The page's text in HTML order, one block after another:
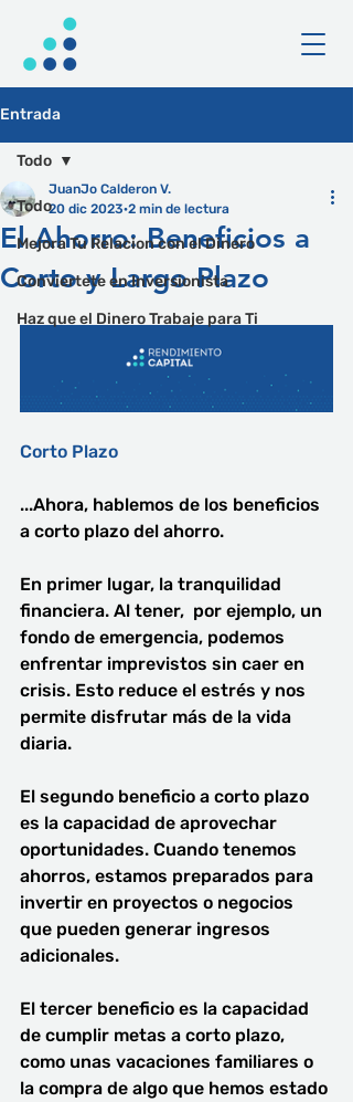
Entrada
Todo
Mejora Tu Relacion con el Dinero
Conviertete en Inversionista
Haz que el Dinero Trabaje para Ti
Todo
El Ahorro: Beneficios a
Corto y Largo Plazo
JuanJo Calderon V.
20 dic 2023 2 min de lectura
Corto Plazo
...Ahora, hablemos de los beneficios
a corto plazo del ahorro.
En primer lugar, la tranquilidad
financiera. Al tener,  por ejemplo, un
fondo de emergencia, podemos
enfrentar imprevistos sin caer en
crisis. Esto reduce el estrés y nos
permite disfrutar más de la vida
diaria.
El segundo beneficio a corto plazo
es la capacidad de aprovechar
oportunidades. Cuando tenemos
ahorros, estamos preparados para
invertir en proyectos o negocios
que pueden generar ingresos
adicionales.
El tercer beneficio es la capacidad
de cumplir metas a corto plazo,
como unas vacaciones familiares o
la compra de algo que hemos estado